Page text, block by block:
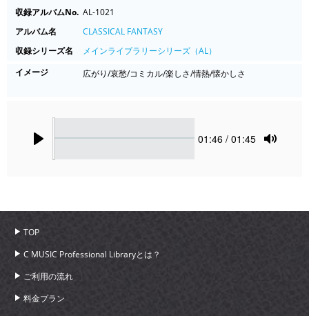
収録アルバムNo. AL-1021
アルバム名
CLASSICAL FANTASY
収録シリーズ名
メインライブラリーシリーズ（AL）
イメージ
広がり/哀愁/コミカル/楽しさ/情熱/懐かしさ
Current
01:46 / 01:45
TOP
C MUSIC Professional Libraryとは？
ご利用の流れ
料金プラン